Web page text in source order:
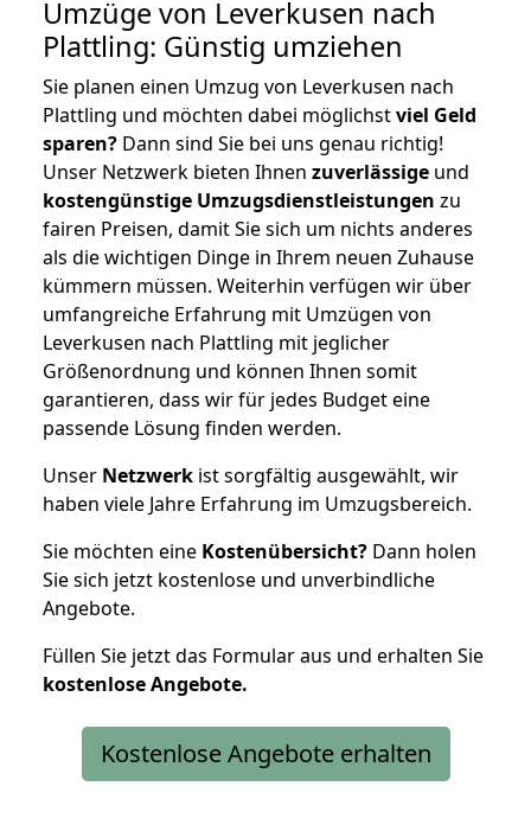
Umzüge von Leverkusen nach
Plattling: Günstig umziehen
Sie planen einen Umzug von Leverkusen nach
Plattling und möchten dabei möglichstviel Geld
sparen? Dann sind Sie bei uns genau richtig!
Unser Netzwerk bieten Ihnen zuverlässige und
kostengünstige Umzugsdienstleistungen zu
fairen Preisen, damit Sie sich um nichts anderes
als die wichtigen Dinge in Ihrem neuen Zuhause
kümmern müssen. Weiterhin verfügen wir über
umfangreiche Erfahrung mit Umzügen von
Leverkusen nach Plattling mit jeglicher
Größenordnung und können Ihnen somit
garantieren, dass wir für jedes Budget eine
passende Lösung finden werden.
Unser Netzwerk ist sorgfältig ausgewählt, wir
haben viele Jahre Erfahrung im Umzugsbereich.
Sie möchten eine Kostenübersicht? Dann holen
Sie sich jetzt kostenlose und unverbindliche
Angebote.
Füllen Sie jetzt das Formular aus und erhalten Sie
kostenloseAngebote.
Kostenlose Angebote erhalten